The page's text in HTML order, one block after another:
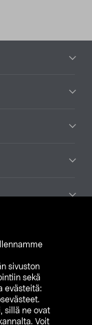
sivuston
sekä
evästeitä:
sillä ne ovat
Voit